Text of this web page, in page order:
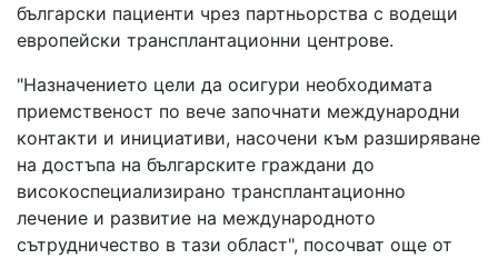
български пациенти чрез партньорства с водещи
европейски трансплантационни центрове.
"Назначението цели да осигури необходимата
приемственост по вече започнати международни
контакти и инициативи, насочени към разширяване
на достъпа на българските граждани до
високоспециализирано трансплантационно
лечение и развитие на международното
сътрудничество в тази област", посочват още от